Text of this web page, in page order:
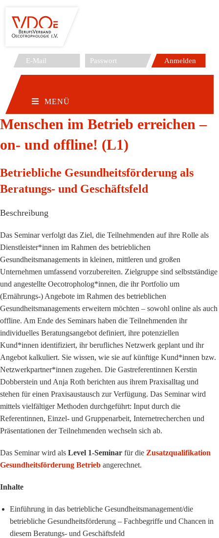
Inhalt
springen
MENÜ
Menschen im Betrieb erreichen –
on- und offline! (L1)
Betriebliche Gesundheitsförderung als
Beratungs- und Geschäftsfeld
Beschreibung
Das Seminar verfolgt das Ziel, die Teilnehmenden auf ihre Rolle als
Dienstleister*innen im Rahmen des betrieblichen
Gesundheitsmanagements in kleinen, mittleren und großen
Unternehmen umfassend vorzubereiten. Zielgruppe sind selbstständige
und angestellte Oecotropholog*innen, die ihr Portfolio um
(Ernährungs-) Angebote im Rahmen des betrieblichen
Gesundheitsmanagements erweitern möchten – sowohl online als auch
offline. Am Ende des Seminars haben die Teilnehmenden ihr
individuelles Beratungsangebot definiert, ihre potenziellen
Kund*innen identifiziert, ihr berufliches Netzwerk geplant und ihr
Angebot kalkuliert. Sie wissen, wie sie auf künftige Kund*innen bzw.
Netzwerkpartner*innen zugehen. Die Gastreferentinnen Kerstin
Dobberstein und Anja Roth berichten aus ihrem Praxisalltag und
stehen für einen Praxisaustausch zur Verfügung. Das Seminar wird
mittels vielfältiger Methoden durchgeführt: Input durch die
Referentinnen, Einzel- und Gruppenarbeit, Internetrecherchen und
Präsentationen der Teilnehmenden wechseln sich ab.
Das Seminar wird als Level 1-Seminar für die Zusatzqualifikation
Gesundheitsförderung Betrieb angerechnet.
Inhalte
Einführung in das betriebliche Gesundheitsmanagement/die
betriebliche Gesundheitsförderung – Fachbegriffe und Chancen in
diesem Beratungs- und Geschäftsfeld